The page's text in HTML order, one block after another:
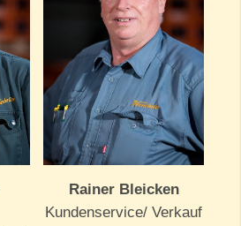
Rainer Bleicken
Kundenservice/ Verkauf